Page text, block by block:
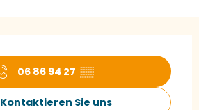
06 86 94 27 ▒▒
Kontaktieren Sie uns